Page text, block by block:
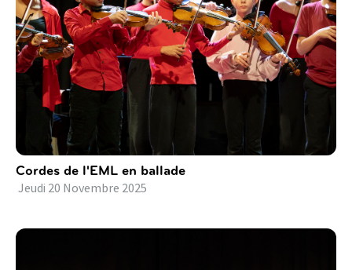
Cordes de l'EML en ballade
Jeudi 20 Novembre 2025